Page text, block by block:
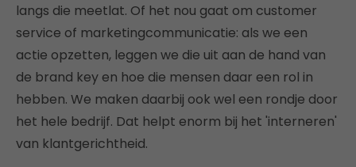
langs die meetlat. Of het nou gaat om customer
service of marketingcommunicatie: als we een
actie opzetten, leggen we die uit aan de hand van
de brand key en hoe die mensen daar een rol in
hebben. We maken daarbij ook wel een rondje door
het hele bedrijf. Dat helpt enorm bij het 'interneren'
van klantgerichtheid.